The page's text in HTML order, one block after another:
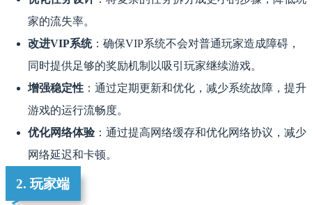
家的流失率。
改进VIP系统：确保VIP系统不会对普通玩家造成障碍，
同时提供足够的奖励机制以吸引玩家继续游戏。
增强稳定性 ：通过定期更新和优化，减少系统故障，提升
游戏的运行流畅度。
优化网络体验：通过提高网络缓存和优化网络协议，减少
网络延迟和卡顿。
2. 玩家端